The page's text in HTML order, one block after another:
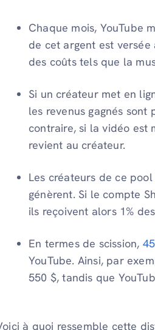
Chaque mois, YouTube
de cet argent est versée
des coûts tels que la
Si un créateur met en
les revenus gagnés
contraire, si la vidéo est
revient au créateur.
Les créateurs de ce
génèrent. Si le compte
ils reçoivent alors 1%
En termes de scission,
YouTube. Ainsi, par
550 $, tandis que
à quoi ressemble cette